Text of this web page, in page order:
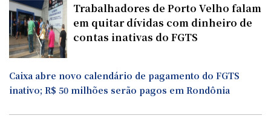
Trabalhadores de Porto Velho falam
em quitar dívidas com dinheiro de
contas inativas do FGTS
Caixa abre novo calendário de pagamento do FGTS
inativo; R$ 50 milhões serão pagos em Rondônia